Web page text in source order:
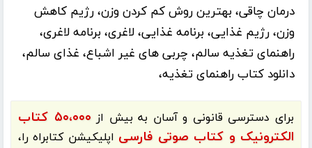
درمان چاقی، بهترین روش کم کردن وزن، رژیم کاهش
وزن، رژیم غذایی، برنامه غذایی، لاغری، برنامه لاغری،
راهنمای تغذیه سالم، چربی های غیر اشباع، غذای سالم،
دانلود کتاب راهنمای تغذیه،
برای دسترسی قانونی و آسان به بیش از
۵۰،۰۰۰ کتاب
الکترونیک و کتاب صوتی فارسی اپلیکیشنکتابراهرا،